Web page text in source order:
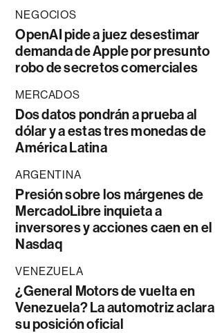
NEGOCIOS
OpenAI pide a juez desestimar
demanda de Apple por presunto
robo de secretos comerciales
MERCADOS
Dos datos pondrán a prueba al
dólar y a estas tres monedas de
América Latina
ARGENTINA
Presión sobre los márgenes de
MercadoLibre inquieta a
inversores y acciones caen en el
Nasdaq
VENEZUELA
¿General Motors de vuelta en
Venezuela? La automotriz aclara
su posición oficial